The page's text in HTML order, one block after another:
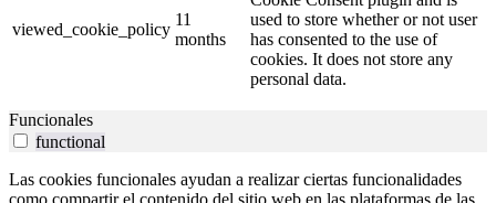
viewed_cookie_policy
11
months
used to store whether or not user
has consented to the use of
cookies. It does not store any
personal data.
Funcionales
functional
Las cookies funcionales ayudan a realizar ciertas funcionalidades